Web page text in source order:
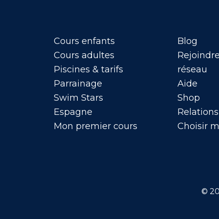
Cours enfants
Cours adultes
Piscines & tarifs
Parrainage
Swim Stars
Espagne
Mon premier cours
Blog
réseau
Aide
Shop
Choisir
©